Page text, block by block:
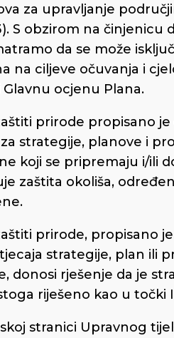
za upravljanje
S obzirom na
da se može
na ciljeve očuvanja i
ocjenu Plana.
prirode propisano
strategije, planove i
koji se pripremaju i/ili
zaštita okoliša,
prirode, propisano
strategije, plan ili
donosi rješenje da je
riješeno kao u točki
stranici Upravnog